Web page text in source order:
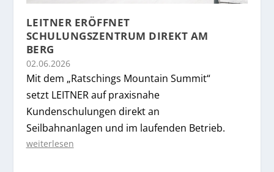
LEITNER ERÖFFNET
SCHULUNGSZENTRUM DIREKT AM
BERG
02.06.2026
Mit dem „Ratschings Mountain Summit“
setzt LEITNER auf praxisnahe
Kundenschulungen direkt an
Seilbahnanlagen und im laufenden Betrieb.
weiterlesen